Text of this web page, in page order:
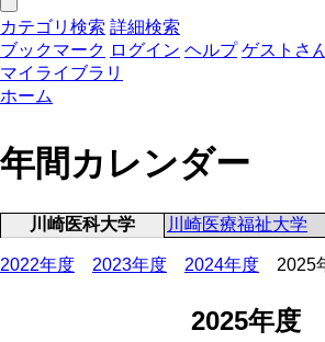
カテゴリ検索 詳細検索
ブックマーク ログイン ヘルプ ゲストさ
マイライブラリ
ホーム
年間カレンダー
川崎医科大学 川崎医療福祉大学
2022年度 2023年度 2024年度 2025
2025年度